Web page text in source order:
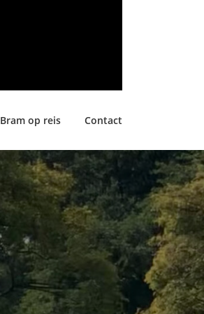
Bram op reis Contact